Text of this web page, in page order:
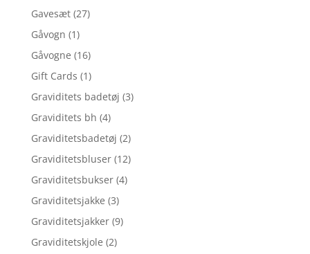
Gavesæt (27)
Gåvogn (1)
Gåvogne (16)
Gift Cards (1)
Graviditets badetøj (3)
Graviditets bh (4)
Graviditetsbadetøj (2)
Graviditetsbluser (12)
Graviditetsbukser (4)
Graviditetsjakke (3)
Graviditetsjakker (9)
Graviditetskjole (2)